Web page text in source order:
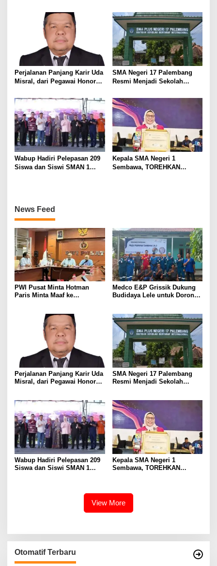
Pers Harus Dihormati
Masyarakat
Perjalanan Panjang Karir Uda
Misral, dari Pegawai Honorer
Karir Jabatan Struktural
Eselon III
SMA Negeri 17 Palembang
Resmi Menjadi Sekolah
Wabup Hadiri Pelepasan 209
Siswa dan Siswi SMAN 1
Kepala SMA Negeri 1
Sembawa, TOREHKAN
News Feed
PWI Pusat Minta Hotman
Paris Minta Maaf ke
Medco E&P Grissik Dukung
Budidaya Lele untuk Dorong
Perjalanan Panjang Karir Uda
Misral, dari Pegawai Honorer
Eselon III
SMA Negeri 17 Palembang
Resmi Menjadi Sekolah
Wabup Hadiri Pelepasan 209
Siswa dan Siswi SMAN 1
Kepala SMA Negeri 1
Sembawa, TOREHKAN
View More
Otomatif Terbaru